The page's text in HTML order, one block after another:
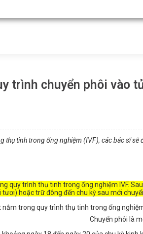
trình chuyển phôi vào
thụ tinh trong ống nghiệm (IVF), các bác sĩ
quy trình thụ tinh trong ống nghiệm IVF.
hoặc trữ đông đến chu kỳ sau mới
Chuyển phôi là